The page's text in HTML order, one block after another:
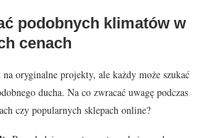
podobnych klimatów w
cenach
oryginalne projekty, ale każdy może szukać
ducha. Na co zwracać uwagę podczas
czy popularnych sklepach online?